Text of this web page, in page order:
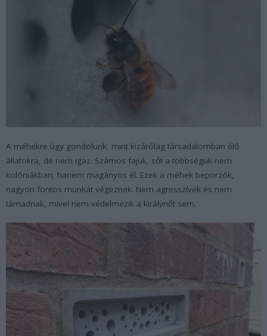
A méhekre úgy gondolunk, mint kizárólag társadalomban élő
állatokra, de nem igaz. Számos fajuk, sőt a többségük nem
kolóniákban, hanem magányos él. Ezek a méhek beporzók,
nagyon fontos munkát végeznek. Nem agresszívek és nem
támadnak, mivel nem védelmezik a királynőt sem.